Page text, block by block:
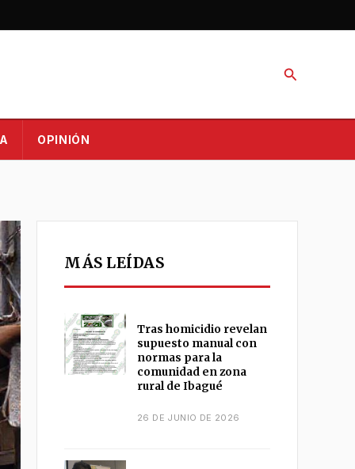
Buscar
OPINIÓN
MÁS LEÍDAS
Tras homicidio revelan
supuesto manual con
normas para la
comunidad en zona
rural de Ibagué
26 DE JUNIO DE 2026